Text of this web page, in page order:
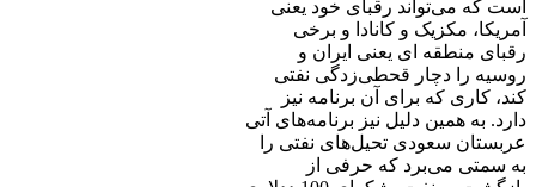
است که می‌تواند رقبای خود یعنی
آمریکا، مکزیک و کانادا و برخی
رقبای منطقه ای یعنی ایران و
روسیه را دچار قحطی‌زدگی نفتی
کند، کاری که برای آن برنامه نیز
دارد. به همین دلیل نیز برنامه‌های آتی
عربستان سعودی تحیل‌های نفتی را
به سمتی می‌برد که حرفی از